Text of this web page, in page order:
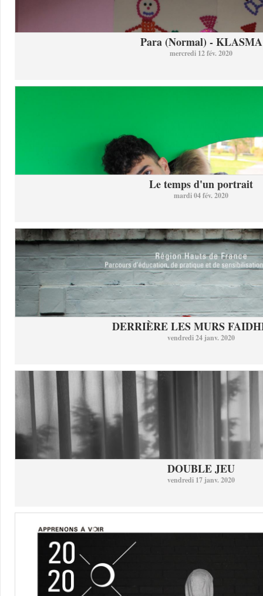
Para (Normal) - KLASMA
mercredi 12 fév. 2020
Le temps d'un portrait
mardi 04 fév. 2020
DERRIÈRE LES MURS
vendredi 24 janv. 2020
DOUBLE JEU
vendredi 17 janv. 2020